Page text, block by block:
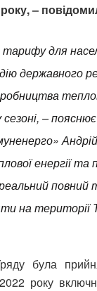
–
для
державного
–
енергії
повний
на території
була
року